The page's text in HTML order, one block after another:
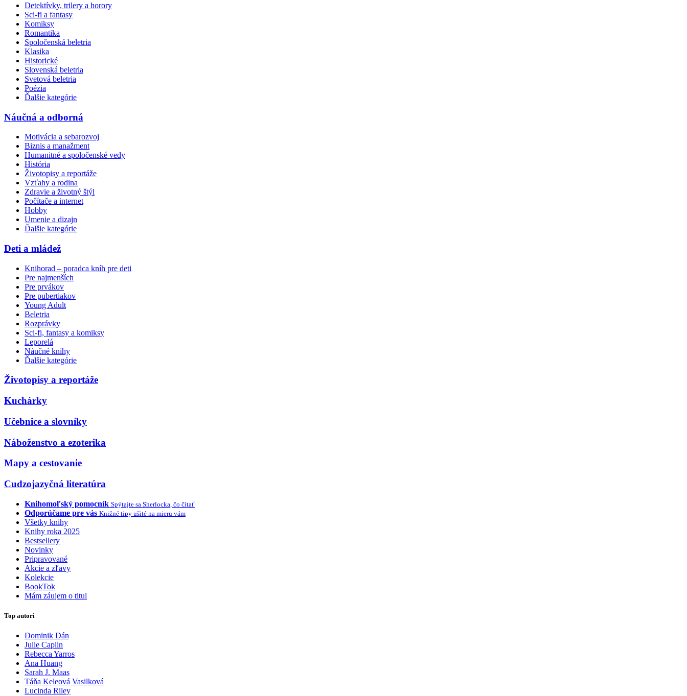
Detektívky, trilery a horory
Sci-fi a fantasy
Komiksy
Romantika
Spoločenská beletria
Klasika
Historické
Slovenská beletria
Svetová beletria
Poézia
Ďalšie kategórie
Náučná a odborná
Motivácia a sebarozvoj
Biznis a manažment
Humanitné a spoločenské vedy
História
Životopisy a reportáže
Vzťahy a rodina
Zdravie a životný štýl
Počítače a internet
Hobby
Umenie a dizajn
Ďalšie kategórie
Deti a mládež
Knihorad – poradca kníh pre deti
Pre najmenších
Pre prvákov
Pre pubertiakov
Young Adult
Beletria
Rozprávky
Sci-fi, fantasy a komiksy
Leporelá
Náučné knihy
Ďalšie kategórie
Životopisy a reportáže
Kuchárky
Učebnice a slovníky
Náboženstvo a ezoterika
Mapy a cestovanie
Cudzojazyčná literatúra
Knihomoľský pomocník Spýtajte sa Sherlocka, čo čítať
Odporúčame pre vás Knižné tipy ušité na mieru vám
Všetky knihy
Knihy roka 2025
Bestsellery
Novinky
Pripravované
Akcie a zľavy
Kolekcie
BookTok
Mám záujem o titul
Top autori
Dominik Dán
Julie Caplin
Rebecca Yarros
Ana Huang
Sarah J. Maas
Táňa Keleová Vasilková
Lucinda Riley